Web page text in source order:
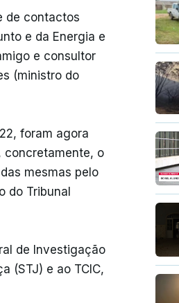
de contactos
e da Energia e
e consultor
(ministro do
foram agora
concretamente, o
mesmas pelo
do Tribunal
de Investigação
(STJ) e ao TCIC,